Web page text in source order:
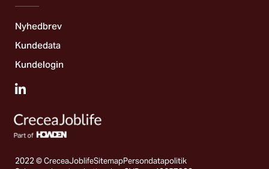
Nyhedbrev
Kundedata
Kundelogin
2022 © CreceaJoblifeSitemapPersondatapolitik